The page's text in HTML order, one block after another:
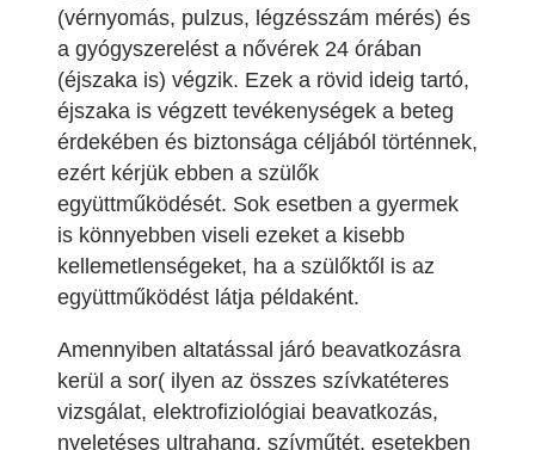
(vérnyomás, pulzus, légzésszám mérés) és
a gyógyszerelést a nővérek 24 órában
(éjszaka is) végzik. Ezek a rövid ideig tartó,
éjszaka is végzett tevékenységek a beteg
érdekében és biztonsága céljából történnek,
ezért kérjük ebben a szülők
együttműködését. Sok esetben a gyermek
is könnyebben viseli ezeket a kisebb
kellemetlenségeket, ha a szülőktől is az
együttműködést látja példaként.
Amennyiben altatással járó beavatkozásra
kerül a sor( ilyen az összes szívkatéteres
vizsgálat, elektrofiziológiai beavatkozás,
nyeletéses ultrahang, szívműtét, esetekben